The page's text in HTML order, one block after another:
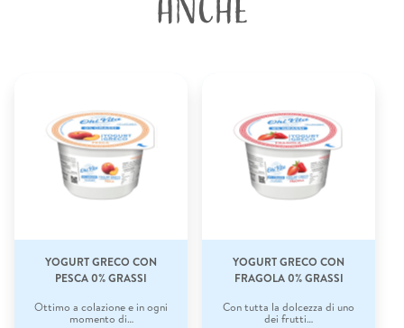
YOGURT GRECO CON
PESCA 0% GRASSI
Ottimo a colazione e in ogni
momento di…
YOGURT GRECO CON
FRAGOLA 0% GRASSI
Con tutta la dolcezza di uno
dei frutti…